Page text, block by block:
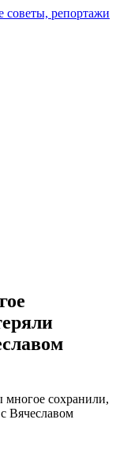
сохранили,
Вячеславом